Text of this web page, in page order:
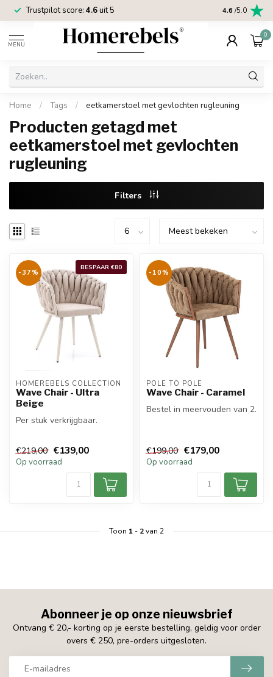
Trustpilot score: 4.6uit 5 2 jaar
4.6 /5.0
MENU
0
Home / Tags / eetkamerstoel met gevlochten rugleuning
Producten getagd met
eetkamerstoel met gevlochten
rugleuning
Filters
BESPAAR €80
-37%
HOMEREBELS COLLECTION
Wave Chair - Ultra
Beige
Per stuk verkrijgbaar.
€219,00 €139,00
Op voorraad
-10%
POLE TO POLE
Wave Chair - Caramel
Bestel in meervouden van 2.
€199,00 €179,00
Op voorraad
Toon 1- 2van 2
Abonneer je op onze nieuwsbrief
Ontvang € 20,- korting op je eerste bestelling, geldig voor order
overs € 250, pre-orders uitgesloten.